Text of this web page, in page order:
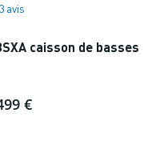
3 avis
caisson de basses
€